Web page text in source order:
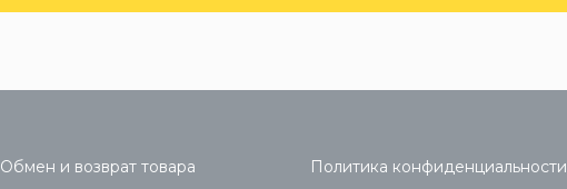
Обмен и возврат товара
Политика конфиденциальности